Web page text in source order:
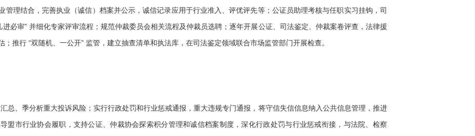
理结合，完善执业（诚信）档案并公示，诚信记录应用于行业准入、评优评先等；公证员助理考核与任职实习挂钩，司
必审” 并细化专家评审流程；规范仲裁委员会相关流程及仲裁员选聘；逐年开展公证、司法鉴定、仲裁案卷评查，法律援
推行 “双随机、一公开” 监管，建立抽查清单和执法库，在司法鉴定领域联合市场监管部门开展检查。
、季分析重大投诉风险；实行行政处罚和行业惩戒通报，重大违规专门通报，将守信失信信息纳入公共信息管理，推进
盟市行业协会履职，支持公证、仲裁协会探索积分管理和诚信档案制度，深化行政处罚与行业惩戒衔接，与法院、检察